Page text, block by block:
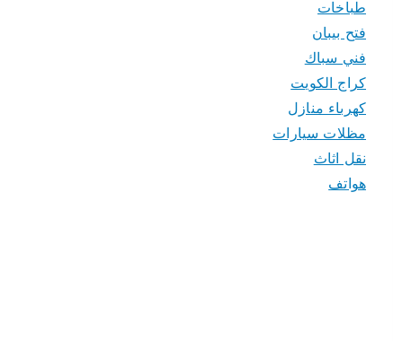
طباخات
فتح بيبان
فني سباك
كراج الكويت
كهرباء منازل
مظلات سيارات
نقل اثاث
هواتف